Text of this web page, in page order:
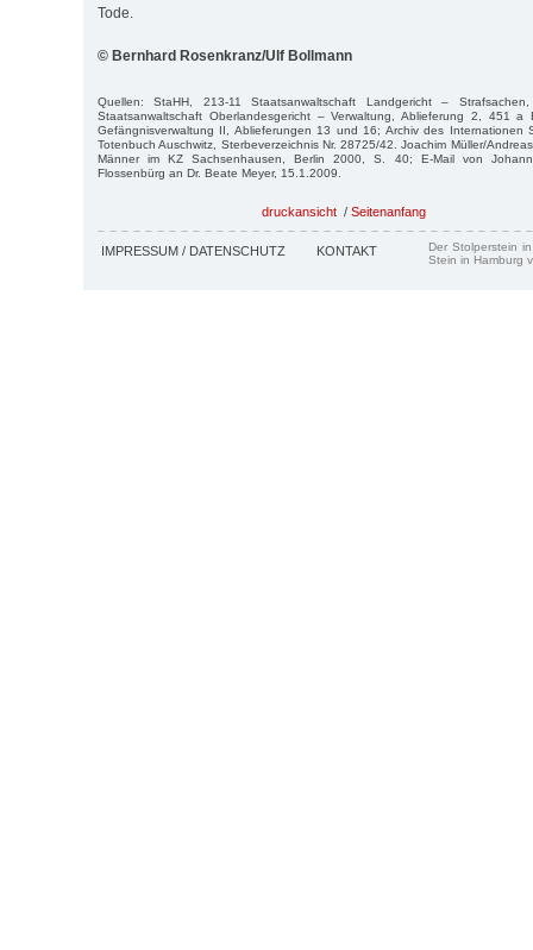
Tode.
© Bernhard Rosenkranz/Ulf Bollmann
Quellen: StaHH, 213-11 Staatsanwaltschaft Landgericht –
Staatsanwaltschaft Oberlandesgericht – Verwaltung, Ablieferung 2, 451
Gefängnisverwaltung II, Ablieferungen 13 und 16; Archiv des Internationen
Totenbuch Auschwitz, Sterbeverzeichnis Nr. 28725/42. Joachim Müller/
Männer im KZ Sachsenhausen, Berlin 2000, S. 40; E-Mail von
Flossenbürg an Dr. Beate Meyer, 15.1.2009.
druckansicht / Seitenanfang
IMPRESSUM / DATENSCHUTZ KONTAKT
Der Stolperstein
Stein in Hamburg